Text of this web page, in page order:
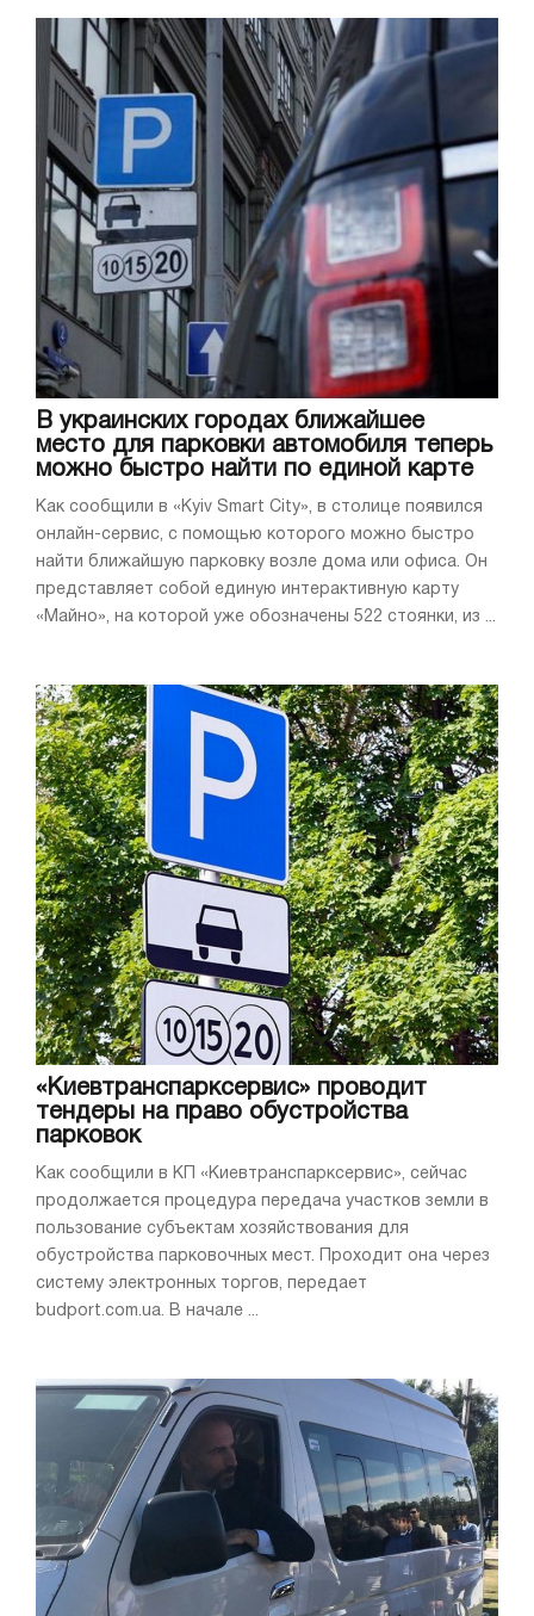
В украинских городах ближайшее
место для парковки автомобиля теперь
можно быстро найти по единой карте
Как сообщили в «Kyiv Smart City», в столице появился
онлайн-сервис, с помощью которого можно быстро
найти ближайшую парковку возле дома или офиса. Он
представляет собой единую интерактивную карту
«Майно», на которой уже обозначены 522 стоянки, из ...
«Киевтранспарксервис» проводит
тендеры на право обустройства
парковок
Как сообщили в КП «Киевтранспарксервис», сейчас
продолжается процедура передача участков земли в
пользование субъектам хозяйствования для
обустройства парковочных мест. Проходит она через
систему электронных торгов, передает
budport.com.ua. В начале ...